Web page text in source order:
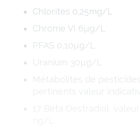
Chlorites 0,25mg/L
Chrome VI 6µg/L
PFAS 0,10µg/L
Uranium 30µg/L
Métabolites de
pertinents valeur